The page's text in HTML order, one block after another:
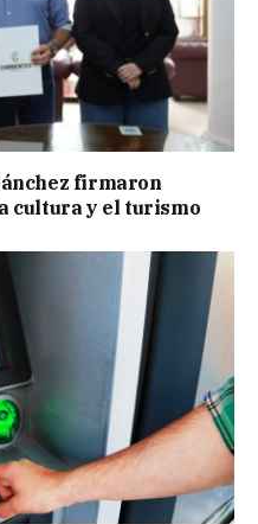
firmaron
cultura y el turismo